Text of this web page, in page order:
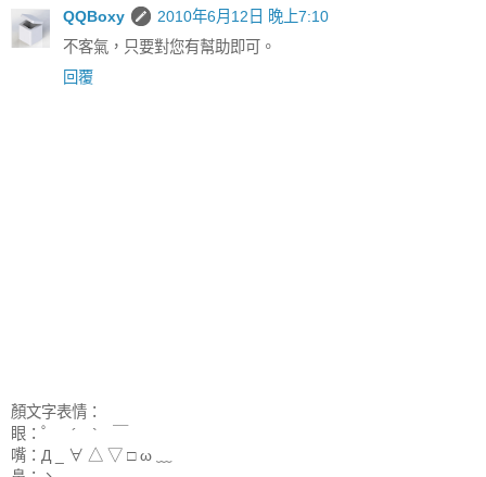
QQBoxy
2010年6月12日 晚上7:10
不客氣，只要對您有幫助即可。
回覆
顏文字表情：
眼：゜ ´ ` ￣
嘴：Д _ ∀ △ ▽ □ ω ﹏